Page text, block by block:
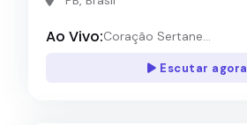
Ao Vivo:Coração Sertane...
Escutar agora